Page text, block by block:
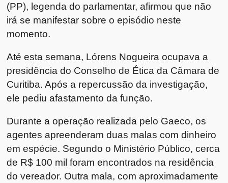
(PP), legenda do parlamentar, afirmou que não
irá se manifestar sobre o episódio neste
momento.
Até esta semana, Lórens Nogueira ocupava a
presidência do Conselho de Ética da Câmara de
Curitiba. Após a repercussão da investigação,
ele pediu afastamento da função.
Durante a operação realizada pelo Gaeco, os
agentes apreenderam duas malas com dinheiro
em espécie. Segundo o Ministério Público, cerca
de R$ 100 mil foram encontrados na residência
do vereador. Outra mala, com aproximadamente